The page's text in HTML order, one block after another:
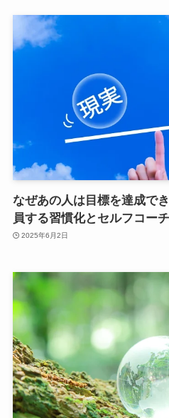
なぜあの人は目標を達成で
員する習慣化とセルフコー
2025年6月2日